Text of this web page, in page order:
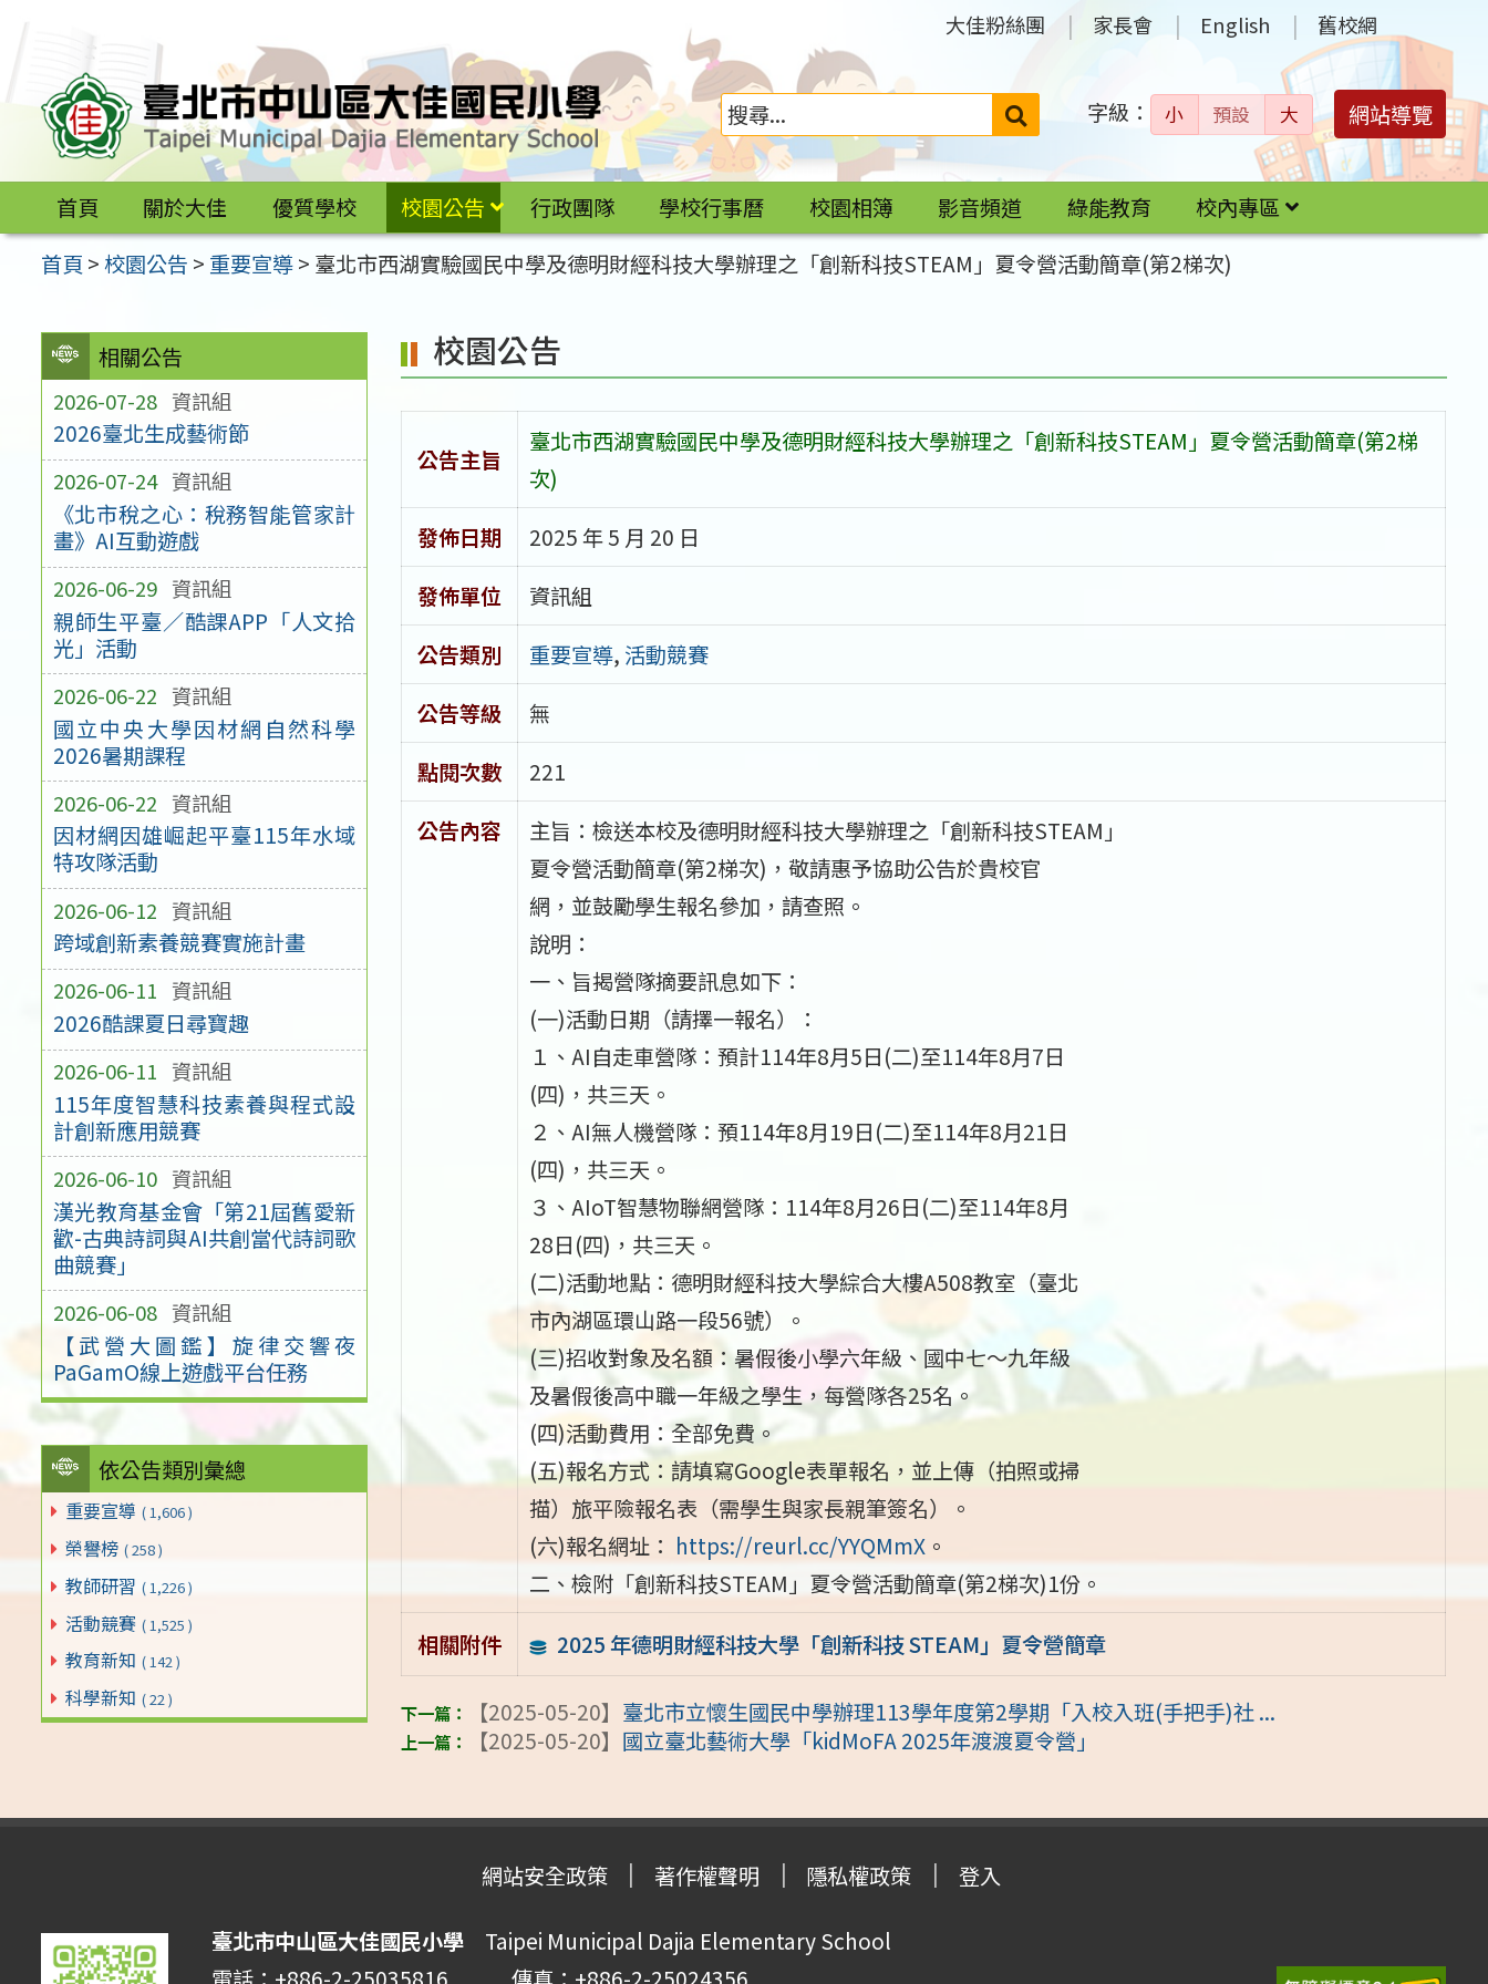
區
大佳粉絲團 家長會 English 舊校網
搜
字級： 小 預設 大 網站導覽
首頁 關於大佳 優質學校 校園公告 行政團隊 學校行事曆 校園相簿 影音頻道 綠能教育
校內專區
首頁 >校園公告 > 重要宣導> 臺北市西湖實驗國民中學及德明財經科技大學辦理之「創新科技STEAM」夏令營活動簡章(第2梯次)
相關公告
2026-07-28 資訊組
2026臺北生成藝術節
2026-07-24 資訊組
《北市稅之心：稅務智能管家計
畫》AI互動遊戲
2026-06-29 資訊組
親師生平臺／酷課APP「人文拾
光」活動
2026-06-22 資訊組
國立中央大學因材網自然科學
2026暑期課程
2026-06-22 資訊組
因材網因雄崛起平臺115年水域
特攻隊活動
2026-06-12 資訊組
跨域創新素養競賽實施計畫
2026-06-11 資訊組
2026酷課夏日尋寶趣
2026-06-11 資訊組
115年度智慧科技素養與程式設
計創新應用競賽
2026-06-10 資訊組
漢光教育基金會「第21屆舊愛新
歡-古典詩詞與AI共創當代詩詞歌
曲競賽」
2026-06-08 資訊組
【武營大圖鑑】旋律交響夜
PaGamO線上遊戲平台任務
依公告類別彙總
重要宣導 ( 1,606 )
榮譽榜 ( 258 )
教師研習 ( 1,226 )
活動競賽 ( 1,525 )
教育新知 ( 142 )
科學新知 ( 22 )
校園公告
公告主旨
臺北市西湖實驗國民中學及德明財經科技大學辦理之「創新科技STEAM」夏令營活動簡章(第2梯
次)
發佈日期
2025 年 5 月 20 日
發佈單位
資訊組
公告類別
重要宣導, 活動競賽
公告等級
無
點閱次數
221
公告內容
主旨：檢送本校及德明財經科技大學辦理之「創新科技STEAM」
夏令營活動簡章(第2梯次)，敬請惠予協助公告於貴校官
網，並鼓勵學生報名參加，請查照。
說明：
一、旨揭營隊摘要訊息如下：
(一)活動日期（請擇一報名）：
１、AI自走車營隊：預計114年8月5日(二)至114年8月7日
(四)，共三天。
２、AI無人機營隊：預114年8月19日(二)至114年8月21日
(四)，共三天。
３、AIoT智慧物聯網營隊：114年8月26日(二)至114年8月
28日(四)，共三天。
(二)活動地點：德明財經科技大學綜合大樓A508教室（臺北
市內湖區環山路一段56號）。
(三)招收對象及名額：暑假後小學六年級、國中七～九年級
及暑假後高中職一年級之學生，每營隊各25名。
(四)活動費用：全部免費。
(五)報名方式：請填寫Google表單報名，並上傳（拍照或掃
描）旅平險報名表（需學生與家長親筆簽名）。
(六)報名網址： https://reurl.cc/YYQMmX。
二、檢附「創新科技STEAM」夏令營活動簡章(第2梯次)1份。
相關附件
2025 年德明財經科技大學「創新科技 STEAM」夏令營簡章
【2025-05-20】 臺北市立懷生國民中學辦理113學年度第2學期「入校入班(手把手)社 ...
【2025-05-20】 國立臺北藝術大學「kidMoFA 2025年渡渡夏令營」
網站安全政策 著作權聲明 隱私權政策 登入
臺北市中山區大佳國民小學Taipei Municipal Dajia Elementary School